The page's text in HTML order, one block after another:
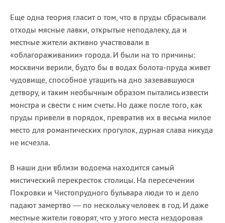
Еще одна теория гласит о том, что в пруды сбрасывали
отходы мясные лавки, открытые неподалеку, да и
местные жители активно участвовали в
«облагораживании» города. И были на то причины:
москвичи верили, будто бы в водах болота-пруда живет
чудовище, способное утащить на дно зазевавшуюся
детвору, и таким необычным образом пытались извести
монстра и свести с ним счеты. Но даже после того, как
пруды привели в порядок, превратив их в весьма милое
место для романтических прогулок, дурная слава никуда
не исчезла.
В наши дни вблизи водоема находится самый
мистический перекресток столицы. На пересечении
Покровки и Чистопрудного бульвара люди то и дело
падают замертво — по нескольку человек в год. И даже
местные жители говорят, что у этого места нездоровая